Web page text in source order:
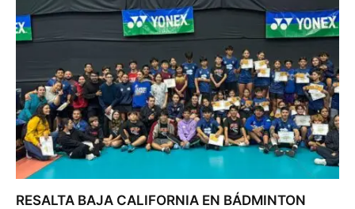
RESALTA BAJA CALIFORNIA EN BÁDMINTON